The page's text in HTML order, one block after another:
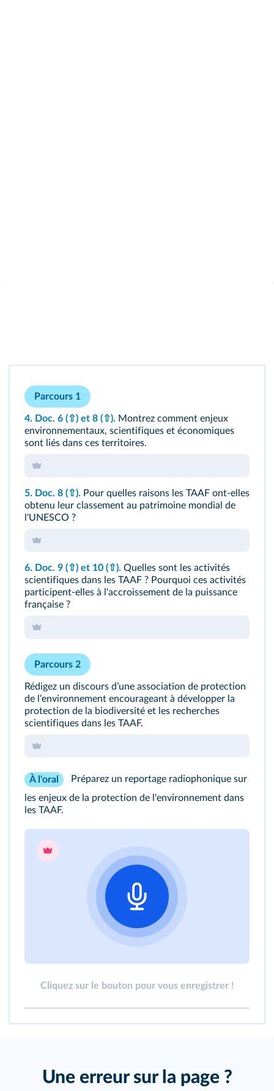
Parcours 1
4. Doc. 6 (⇧) et 8 (⇧). Montrez comment enjeux
environnementaux, scientifiques et économiques
sont liés dans ces territoires.
5. Doc. 8 (⇧). Pour quelles raisons les TAAF ont-elles
obtenu leur classement au patrimoine mondial de
l'UNESCO ?
6. Doc. 9 (⇧) et 10 (⇧). Quelles sont les activités
scientifiques dans les TAAF ? Pourquoi ces activités
participent-elles à l'accroissement de la puissance
française ?
Parcours 2
Rédigez un discours dʼune association de protection
de lʼenvironnement encourageant à développer la
protection de la biodiversité et les recherches
scientifiques dans les TAAF.
À l'oral
Préparez un reportage radiophonique sur
les enjeux de la protection de l'environnement dans
les TAAF.
Cliquez sur le bouton pour vous enregistrer !
Une erreur sur la page ?